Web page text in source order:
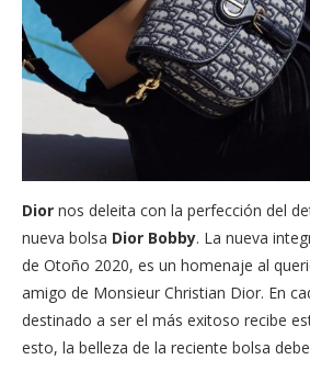
Dior nos deleita con la perfección del
nueva bolsa Dior Bobby. La nueva
de Otoño 2020, es un homenaje al
amigo de Monsieur Christian Dior. En
destinado a ser el más exitoso recibe
esto, la belleza de la reciente bolsa